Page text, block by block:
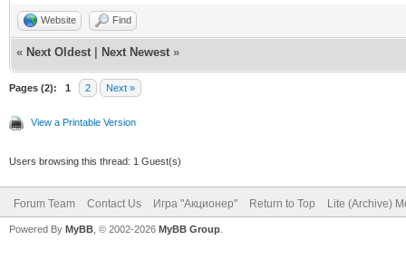
Website Find
« Next Oldest Next Newest »
Pages (2): 1 2 Next »
View a Printable Version
Users browsing this thread: 1 Guest(s)
Forum Team Contact Us Игра "Акционер" Return to Top Lite (Archive)
Powered By MyBB , © 2002-2026 MyBB Group